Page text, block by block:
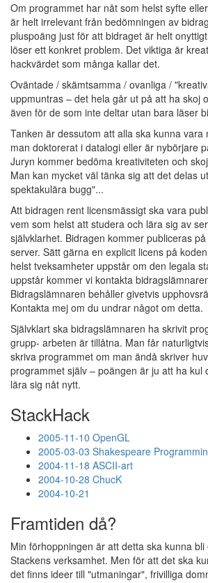
Om programmet har nåt som helst syfte
är helt irrelevant från bedömningen av
pluspoäng just för att bidraget är helt
löser ett konkret problem. Det viktiga är
hackvärdet som många kallar det.
Oväntade / skämtsamma / ovanliga /
uppmuntras – det hela går ut på att ha skoj
även för de som inte deltar utan bara läser
Tanken är dessutom att alla ska kunna vara
man doktorerat i datalogi eller är nybörjare
Juryn kommer bedöma kreativiteten och
Man kan mycket väl tänka sig att det delas
spektakulära bugg"...
Att bidragen rent licensmässigt ska vara
vem som helst att studera och lära sig av
självklarhet. Bidragen kommer publiceras
server. Sätt gärna en explicit licens på
helst tveksamheter uppstår om den legala
uppstår kommer vi kontakta
Bidragslämnaren behåller givetvis
Kontakta mej om du undrar något om detta.
Självklart ska bidragslämnaren ha skrivit
grupp- arbeten är tillåtna. Man får
skriva programmet om man ändå skriver
programmet själv – poängen är ju att ha kul
lära sig nåt nytt.
StackHack
2005-11-10 OpenGL
2005-03-03 Shakespeare
2004-11-18 ASCII-art
2004-10-28 ChucK
2004-10-21
Framtiden då?
Min förhoppningen är att detta ska kunna
Stackens verksamhet. Men för att det ska
det finns ideer till "utmaningar", frivilliga